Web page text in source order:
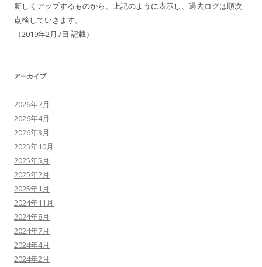
新しくアップするものから、上記のように表示し、過去ログは順次
点検していきます。
（2019年2月7日 記載）
アーカイブ
2026年7月
2026年4月
2026年3月
2025年10月
2025年5月
2025年2月
2025年1月
2024年11月
2024年8月
2024年7月
2024年4月
2024年2月